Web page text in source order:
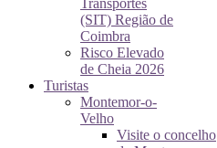
Transportes
(SIT) Região de
Coimbra
Risco Elevado
de Cheia 2026
Turistas
Montemor-o-
Velho
Visite o concelho